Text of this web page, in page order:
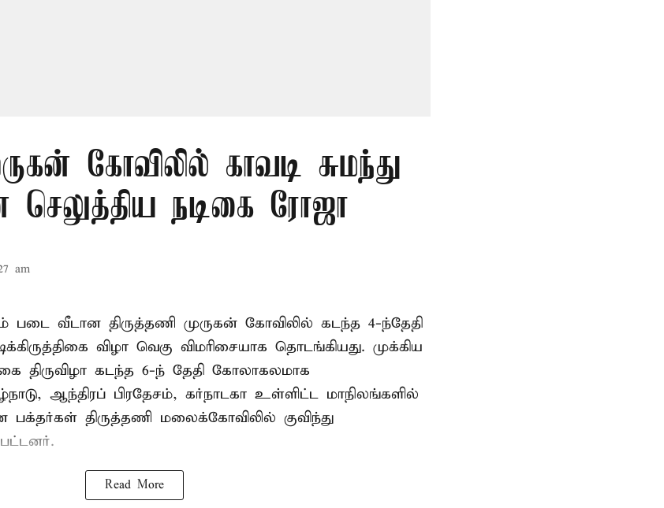
கோவிலில் காவடி சுமந்து
செலுத்திய நடிகை ரோஜா
am
ம் படை வீடான திருத்தணி முருகன் கோவிலில் கடந்த 4-ந்தேதி
விழா வெகு விமரிசையாக தொடங்கியது. முக்கிய
திருவிழா கடந்த 6-ந் தேதி கோலாகலமாக
ஆந்திரப் பிரதேசம், கர்நாடகா உள்ளிட்ட மாநிலங்களில்
திருத்தணி மலைக்கோவிலில் குவிந்து
Read More